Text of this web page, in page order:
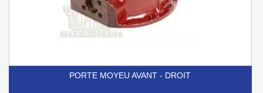
PORTE MOYEU AVANT - DROIT